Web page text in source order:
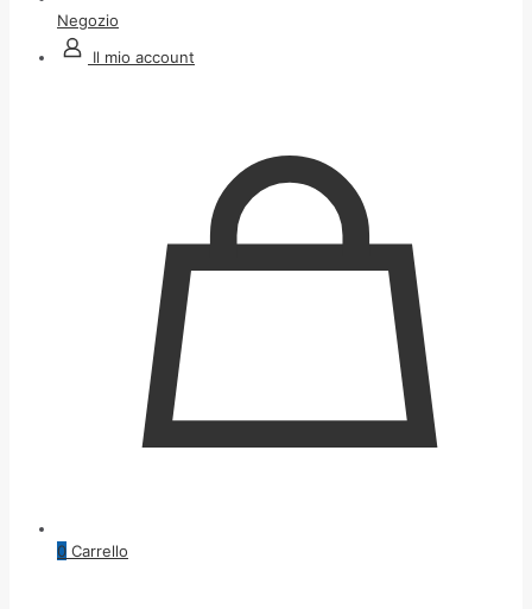
Negozio
Il mio account
0 Carrello